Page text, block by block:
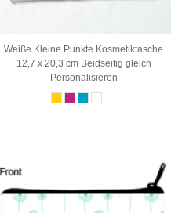
Weiße Kleine Punkte Kosmetiktasche
12,7 x 20,3 cm Beidseitig gleich
Personalisieren